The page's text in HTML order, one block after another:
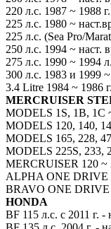
220 л.с. 1987 ~ 1988
225 л.с. 1980 ~
225 л.с. (Sea Pro/
250 л.с. 1994 ~ наст.
275 л.с. 1990 ~ 1994
300 л.с. 1983 и 1999
3.4 Litre 1984 ~ 1986
MERCRUISER
MODELS 1S, 1B, 1C
MODELS 120, 140,
MODELS 165, 228,
MODELS 225S, 233,
MERCRUISER 120 ~
ALPHA ONE DRIVE
BRAVO ONE DRIVE
HONDA
BF 115 л.с. с 2011 г. -